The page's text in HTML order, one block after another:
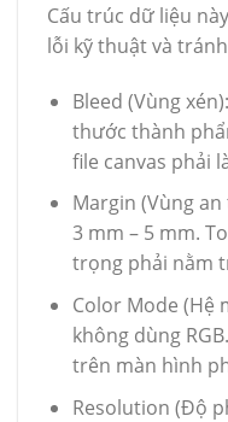
Cấu trúc dữ liệu
lỗi kỹ thuật và
Bleed (Vùng
thước thành
file canvas phải
Margin (Vùng
3 mm – 5 mm.
trọng phải nằm
Color Mode (Hệ
không dùng
trên màn hình
Resolution (Độ